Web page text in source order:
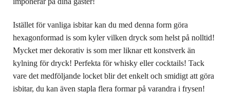
Istället för vanliga isbitar kan du med denna form göra
hexagonformad is som kyler vilken dryck som helst på nolltid!
Mycket mer dekorativ is som mer liknar ett konstverk än
kylning för dryck! Perfekta för whisky eller cocktails! Tack
vare det medföljande locket blir det enkelt och smidigt att göra
isbitar, du kan även stapla flera formar på varandra i frysen!